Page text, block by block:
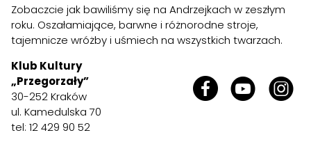
Zobaczcie jak bawiliśmy się na Andrzejkach w zeszłym
roku. Oszałamiające, barwne i różnorodne stroje,
tajemnicze wróżby i uśmiech na wszystkich twarzach.
Klub Kultury
„Przegorzały”
30-252 Kraków
ul. Kamedulska 70
tel: 12 429 90 52